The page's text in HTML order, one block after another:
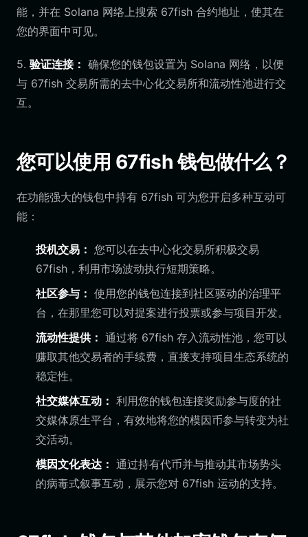
能，并在 Solana 网络上搜索 67fish 合约地址，使其在
您的界面中可见。
5. 验证连接： 确保您的钱包设置为 Solana 网络，以便
与 67fish 交易所需的去中心化交易所和流动性池进行交
互。
您可以使用 67fish 钱包做什么？
在功能强大的钱包中持有 67fish 可为您开启多种互动可
能：
投机交易： 您可以在去中心化交易所积极交易
67fish，利用市场波动执行短期策略。
社区参与： 使用您的钱包连接到社区驱动的治理平
台，在那里您可以对提案进行投票或参与项目开发。
流动性提供： 通过将 67fish 存入流动性池，您可以
赚取其他交易者的手续费，直接支持项目生态系统的
稳定性。
社交媒体互动： 利用您的钱包连接奖励参与度的社
交媒体原生平台，有效地将您的模因币参与转变为社
交活动。
模因文化表达： 通过持有代币并与推动其市场势头
的病毒式叙事互动，展示您对 67fish 运动的支持。